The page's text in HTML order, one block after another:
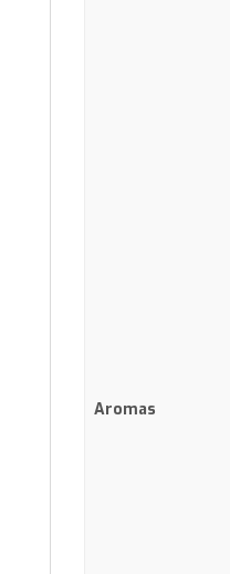
Aromas